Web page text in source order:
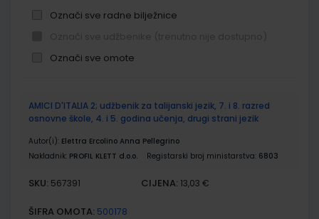
Označi sve radne bilježnice
Označi sve omote
proizvodi
AMICI D'ITALIA 2; udžbenik za talijanski jezik, 7. i 8. razred
osnovne škole, 4. i 5. godina učenja, drugi strani jezik
Autor(i): Elettra Ercolino Anna Pellegrino
Nakladnik: PROFIL KLETT d.o.o. Registarski broj ministarstva: 6803
SKU: 567391 CIJENA: 13,03 €
ŠIFRA OMOTA: 500178